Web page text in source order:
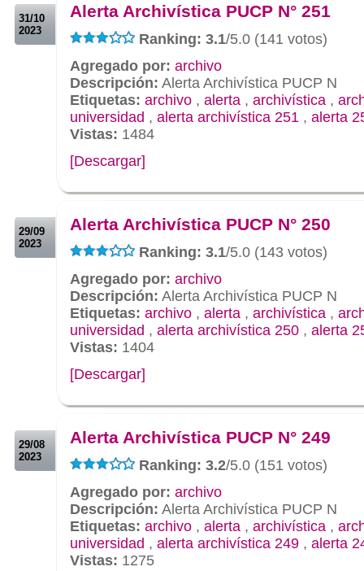
31/10
2023
Alerta Archivística PUCP N° 251
Ranking: 3.1/5.0 (141 votos)
Agregado por: archivo
Descripción: Alerta Archivística PUCP N
Etiquetas: archivo , alerta , archivística ,
universidad , alerta archivística 251 , alerta
Vistas: 1484
[Descargar]
29/09
2023
Alerta Archivística PUCP N° 250
Ranking: 3.1/5.0 (143 votos)
Agregado por: archivo
Descripción: Alerta Archivística PUCP N
Etiquetas: archivo , alerta , archivística ,
universidad , alerta archivística 250 , alerta
Vistas: 1404
[Descargar]
29/08
2023
Alerta Archivística PUCP N° 249
Ranking: 3.2/5.0 (151 votos)
Agregado por: archivo
Descripción: Alerta Archivística PUCP N
Etiquetas: archivo , alerta , archivística ,
universidad , alerta archivística 249 , alerta
Vistas: 1275